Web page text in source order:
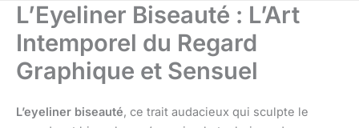
L’Eyeliner Biseauté : L’Art
Intemporel du Regard
Graphique et Sensuel
L’eyeliner biseauté, ce trait audacieux qui sculpte le